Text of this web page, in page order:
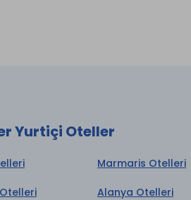
Yurtiçi Oteller
Marmaris Otelleri
Alanya Otelleri